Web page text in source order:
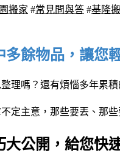
搬家 #常見問與答 #基隆
餘物品，讓您
理嗎？還有煩惱多年累
定主意，那些要丟、那些
公開，給您快